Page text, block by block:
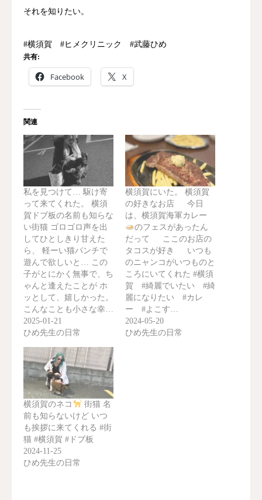
それを知りたい。
#横須賀 #ヒメクリニック #武藤ひめ
共有:
Facebook X
関連
私を見つけて… 駆け寄
って来てくれた。 横須
賀ドブ板の名前も知らな
い街猫 ゴロゴロ声を出
してひとしきり甘えた
ら、 軽ーい猫パンチで
遊んで欲しいと… この
子がとにかく無事で、ち
ゃんと逢えたことが ホ
ッとして、嬉しかった。
こんなことも小さな幸…
2025-01-21
ひめ先生の日常
横須賀にいた。 横須賀
の好きなお店 今日
は、横須賀海軍カレー
のフェスがあったん
だって ここのお店の
タコスが好き いつも
のニャンコがいつものと
ころにいてくれた #横須
賀 #綺麗でいたい #綺
麗になりたい #カレ
ー #よこす…
2024-05-20
ひめ先生の日常
横須賀のネコ
街猫 名
前も知らないけど いつ
も挨拶に来てくれる #街
猫 #横須賀 #ドブ板
2024-11-25
ひめ先生の日常